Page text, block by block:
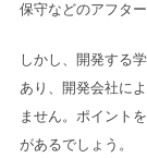
保守などのアフタ
しかし、開発する
あり、開発会社に
ません。ポイント
があるでしょう。